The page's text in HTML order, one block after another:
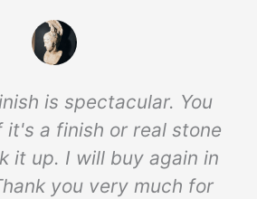
is spectacular. You
it's a finish or real stone
it up. I will buy again in
you very much for